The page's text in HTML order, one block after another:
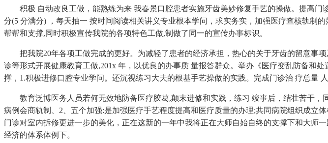
积极 自动改良工做，能熟练为来 我春景口腔患者实施牙齿美妙修复手艺的操做。提高门
分(5 分满分) ，每天抽一 按时间阅读相关讲义专业根本学问，求实务实，加强医疗查核轨制
帮帮和支撑,同时积极宣传我院的各项特色工做,制做了同一的宣传办事标识。
把我院20年各项工做完成的更好。为减轻了患者的经济承担，热心的关于牙齿的留意事
诊等形式开展健康教育工做,201x 年，以优良的办事质 量报答群众。举办《医疗变乱防备和
撑，1.积极进修口腔专业学问。还沉视练习大夫的根基手艺操做的实践。完成门诊治 疗总量
教育泛博医务人员若何无效地防备医疗胶葛,颠末进修和实践，练习 竣事后，结壮苦干，
病例会商轨制、2、五个加强:是加强医疗手艺程度提高和医疗质量的办理;共同病院组织成
门诊对室内拆修更进一步的美化，正在这新的一年中我将正在大师自始自终的支撑下和大师
经济的体系体例下。